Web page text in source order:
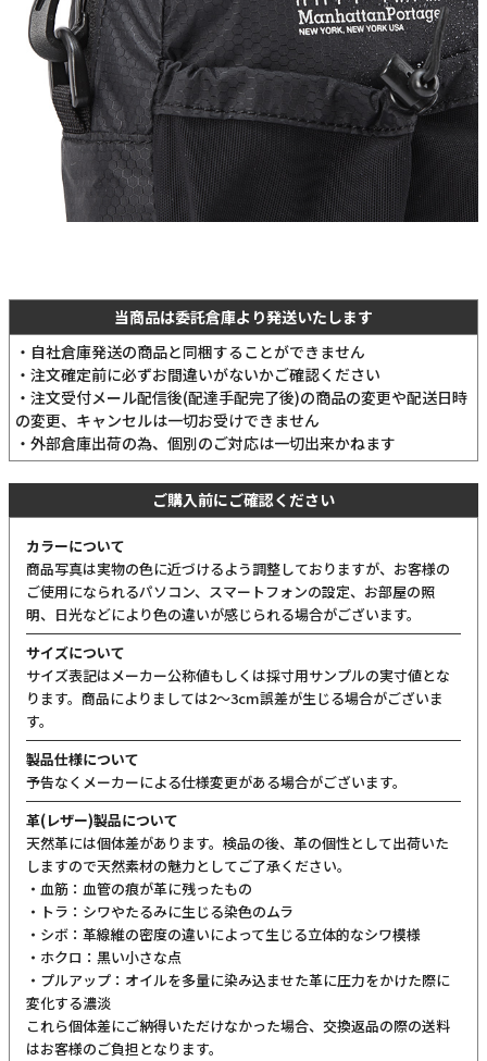
当商品は委託倉庫より発送いたします
・自社倉庫発送の商品と同梱することができません
・注文確定前に必ずお間違いがないかご確認ください
・注文受付メール配信後(配達手配完了後)の商品の変更や配送日時
の変更、キャンセルは一切お受けできません
・外部倉庫出荷の為、個別のご対応は一切出来かねます
ご購入前にご確認ください
カラーについて
商品写真は実物の色に近づけるよう調整しておりますが、お客様の
ご使用になられるパソコン、スマートフォンの設定、お部屋の照
明、日光などにより色の違いが感じられる場合がございます。
サイズについて
サイズ表記はメーカー公称値もしくは採寸用サンプルの実寸値とな
ります。商品によりましては2〜3cm誤差が生じる場合がございま
す。
製品仕様について
予告なくメーカーによる仕様変更がある場合がございます。
革(レザー)製品について
天然革には個体差があります。検品の後、革の個性として出荷いた
しますので天然素材の魅力としてご了承ください。
・血筋：血管の痕が革に残ったもの
・トラ：シワやたるみに生じる染色のムラ
・シボ：革線維の密度の違いによって生じる立体的なシワ模様
・ホクロ：黒い小さな点
・プルアップ：オイルを多量に染み込ませた革に圧力をかけた際に
変化する濃淡
これら個体差にご納得いただけなかった場合、交換返品の際の送料
はお客様のご負担となります。